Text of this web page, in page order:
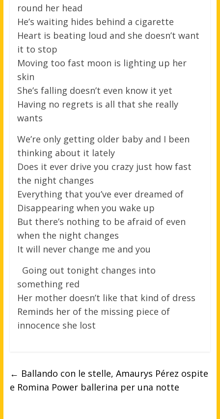
round her head
He’s waiting hides behind a cigarette
Heart is beating loud and she doesn’t want
it to stop
Moving too fast moon is lighting up her
skin
She’s falling doesn’t even know it yet
Having no regrets is all that she really
wants
We’re only getting older baby and I been
thinking about it lately
Does it ever drive you crazy just how fast
the night changes
Everything that you’ve ever dreamed of
Disappearing when you wake up
But there’s nothing to be afraid of even
when the night changes
It will never change me and you
Going out tonight changes into
something red
Her mother doesn’t like that kind of dress
Reminds her of the missing piece of
innocence she lost
← Ballando con le stelle, Amaurys Pérez ospite
e Romina Power ballerina per una notte